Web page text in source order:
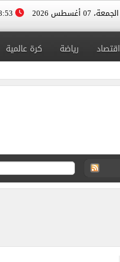
الجمعة، 07 أغسطس 2026
اقتصاد رياضة كرة عالمية